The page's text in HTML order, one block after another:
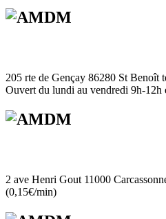
205 rte de Gençay 86280 St Benoît
Ouvert du lundi au vendredi 9h-12h
2 ave Henri Gout 11000
(0,15€/min)